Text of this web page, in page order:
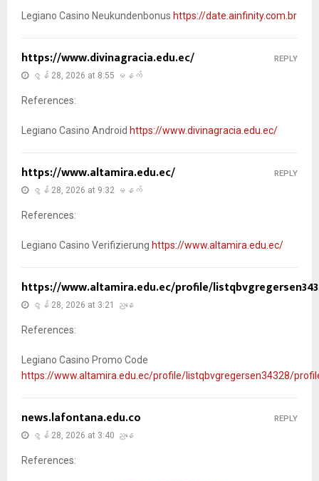
Legiano Casino Neukundenbonus https://date.ainfinity.com.br
https://www.divinagracia.edu.ec/
ဇွန် 28, 2026 at 8:55 မနက်
References:
Legiano Casino Android https://www.divinagracia.edu.ec/
REPLY
https://www.altamira.edu.ec/
ဇွန် 28, 2026 at 9:32 မနက်
References:
Legiano Casino Verifizierung https://www.altamira.edu.ec/
REPLY
https://www.altamira.edu.ec/profile/
ဇွန် 28, 2026 at 3:21 ညနေ
References:
Legiano Casino Promo Code
https://www.altamira.edu.ec/profile/listqbvgregersen34328/
news.lafontana.edu.co
ဇွန် 28, 2026 at 3:40 ညနေ
References:
REPLY